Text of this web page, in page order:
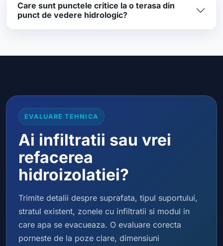
Care sunt punctele critice la o terasa din
punct de vedere hidrologic?
EVALUARE TEHNICA
Ai infiltratii sau vrei
refacerea
hidroizolatiei?
Trimite detalii despre suprafata, tipul suportului,
stratul existent, zonele cu infiltratii si modul in
care apa se evacueaza. O evaluare corecta
porneste de la poze clare, dimensiuni